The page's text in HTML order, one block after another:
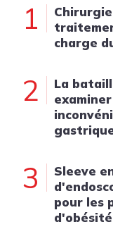
1
charge
2
La
3
Sleeve
pour les